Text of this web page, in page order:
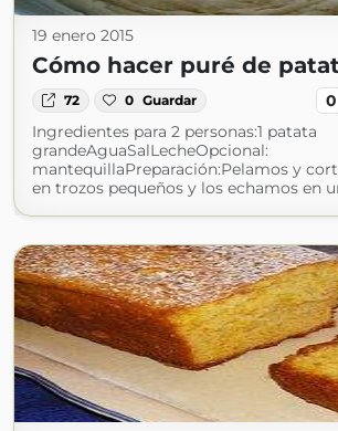
19 enero 2015
Cómo hacer puré de
72 0 Guardar 0
Ingredientes para 2 personas:1 patata
grandeAguaSalLecheOpcional:
mantequillaPreparación:Pelamos y
en trozos pequeños y los echamos en